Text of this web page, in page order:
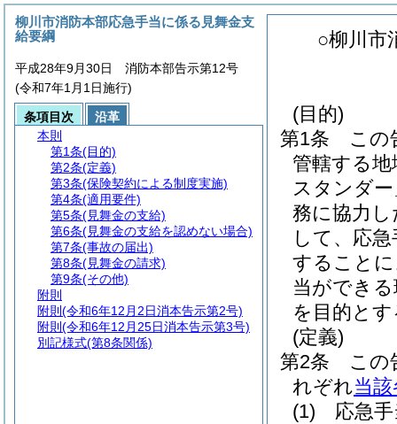
○柳川市
(目的)
第1条
この
管轄する
スタンダ
務に協力
して、応
すること
当ができ
を目的と
(定義)
第2条
この
れぞれ当
(1)
応急
柳川市消防本部応急手当に係る見舞金支
給要綱
平成28年9月30日 消防本部告示第12号
(令和7年1月1日施行)
条項目次
沿革
本則
第1条(目的)
第2条(定義)
第3条(保険契約による制度実施)
第4条(適用要件)
第5条(見舞金の支給)
第6条(見舞金の支給を認めない場合)
第7条(事故の届出)
第8条(見舞金の請求)
第9条(その他)
附則
附則 (令和6年12月2日消本告示第2号)
附則 (令和6年12月25日消本告示第3号)
別記様式(第8条関係)